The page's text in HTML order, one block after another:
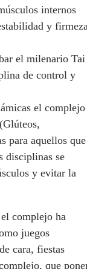
internos
y
el milenario Tai
de control y
el complejo
para aquellos que
disciplinas se
y evitar la
complejo ha
juegos
cara, fiestas
que